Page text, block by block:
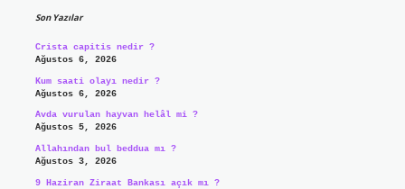
Son Yazılar
Crista capitis nedir ?
Ağustos 6, 2026
Kum saati olayı nedir ?
Ağustos 6, 2026
Avda vurulan hayvan helâl mi ?
Ağustos 5, 2026
Allahından bul beddua mı ?
Ağustos 3, 2026
9 Haziran Ziraat Bankası açık mı ?